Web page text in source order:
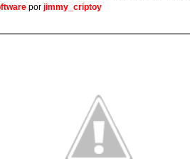
por jimmy_criptoy